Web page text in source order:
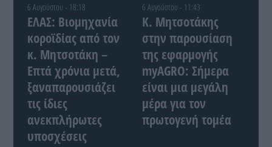
6 Αυγούστου - 18:18
ΕΛΑΣ: Βιομηχανία
κοροϊδίας από τον
κ. Μητσοτάκη –
Επτά χρόνια μετά,
ξαναπαρουσιάζει
τις ίδιες
ανεκπλήρωτες
υποσχέσεις
6 Αυγούστου - 11:43
Κ. Μητσοτάκης
στην παρουσίαση
της εφαρμογής
myAGRO: Σήμερα
είναι μια μεγάλη
μέρα για τον
πρωτογενή τομέα